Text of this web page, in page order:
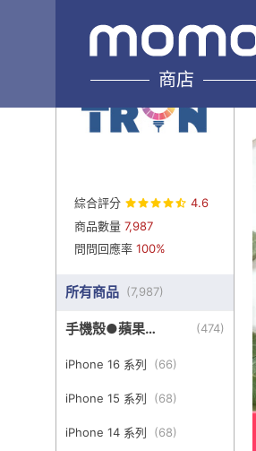
商店
綜合評分
4.6
商品數量 7,987
問問回應率 100%
所有商品 (7,987)
手機殼●蘋果
(474)
iPhone 16 系列 (66)
iPhone 15 系列 (68)
iPhone 14 系列 (68)